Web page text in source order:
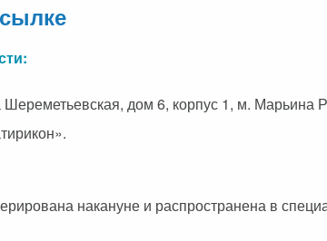
Шереметьевская, дом 6, корпус 1, м. Марьина
накануне и распространена в